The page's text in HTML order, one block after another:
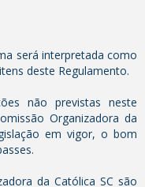
será interpretada como
deste Regulamento.
não previstas neste
Organizadora da
em vigor, o bom
da Católica SC são